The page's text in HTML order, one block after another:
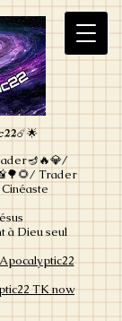
☄️🌟
Trader
à Dieu seul
TK now